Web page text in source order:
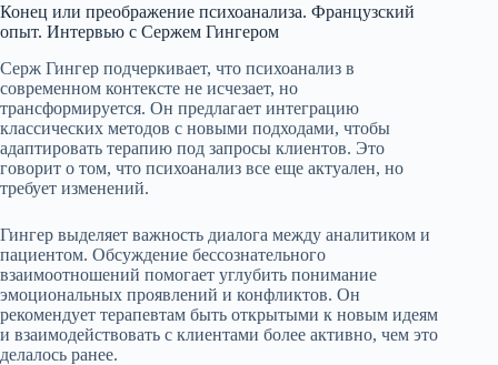
Конец или преображение психоанализа. Французский
опыт. Интервью с Сержем Гингером
Серж Гингер подчеркивает, что психоанализ в
современном контексте не исчезает, но
трансформируется. Он предлагает интеграцию
классических методов с новыми подходами, чтобы
адаптировать терапию под запросы клиентов. Это
говорит о том, что психоанализ все еще актуален, но
требует изменений.
Гингер выделяет важность диалога между аналитиком и
пациентом. Обсуждение бессознательного
взаимоотношений помогает углубить понимание
эмоциональных проявлений и конфликтов. Он
рекомендует терапевтам быть открытыми к новым идеям
и взаимодействовать с клиентами более активно, чем это
делалось ранее.